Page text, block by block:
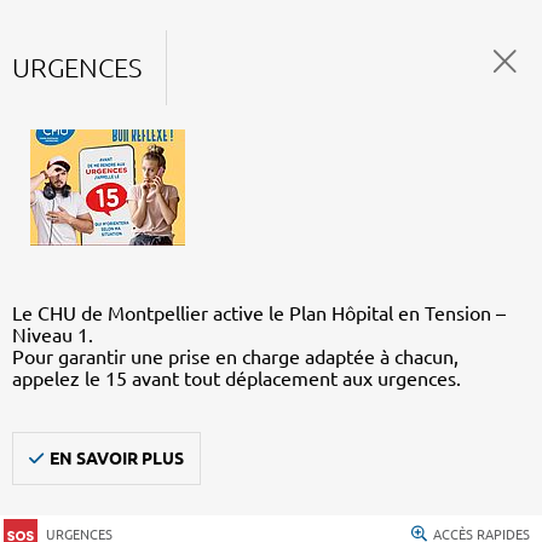
URGENCES
Le CHU de Montpellier active le Plan Hôpital en Tension –
Niveau 1.
Pour garantir une prise en charge adaptée à chacun,
appelez le 15 avant tout déplacement aux urgences.
EN SAVOIR PLUS
URGENCES ACCÈS RAPIDES